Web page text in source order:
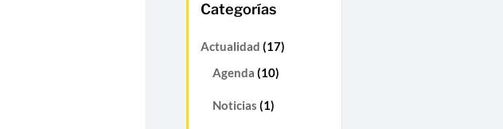
Categorías
Actualidad (17)
Agenda (10)
Noticias (1)